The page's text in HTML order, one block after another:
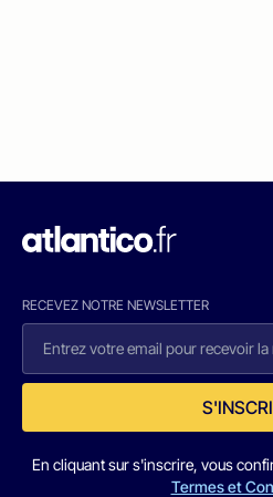
RECEVEZ NOTRE NEWSLETTER
En cliquant sur s'inscrire, vous
Termes et